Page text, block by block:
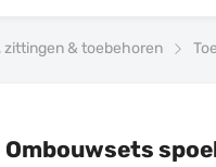
zittingen & toebehoren
Ombouwsets